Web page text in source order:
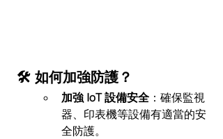
🛠️ 如何加強防護？
加強 IoT 設備安全 ：確保監視
器、印表機等設備有適當的安
全防護。